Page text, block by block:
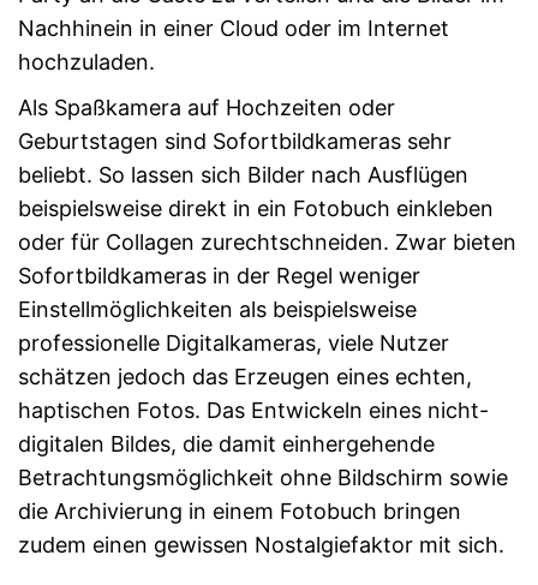
Nachhinein in einer Cloud oder im Internet
hochzuladen.
Als Spaßkamera auf Hochzeiten oder
Geburtstagen sind Sofortbildkameras sehr
beliebt. So lassen sich Bilder nach Ausflügen
beispielsweise direkt in ein Fotobuch einkleben
oder für Collagen zurechtschneiden. Zwar bieten
Sofortbildkameras in der Regel weniger
Einstellmöglichkeiten als beispielsweise
professionelle Digitalkameras, viele Nutzer
schätzen jedoch das Erzeugen eines echten,
haptischen Fotos. Das Entwickeln eines nicht-
digitalen Bildes, die damit einhergehende
Betrachtungsmöglichkeit ohne Bildschirm sowie
die Archivierung in einem Fotobuch bringen
zudem einen gewissen Nostalgiefaktor mit sich.